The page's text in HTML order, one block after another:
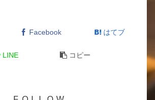
Facebook はてブ
LINE コピー